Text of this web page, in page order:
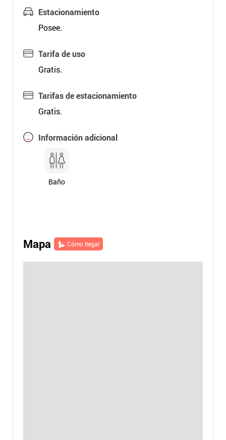
Estacionamiento
Posee.
Tarifa de uso
Gratis.
Tarifas de estacionamiento
Gratis.
Información adicional
Baño
Mapa Cómo llegar